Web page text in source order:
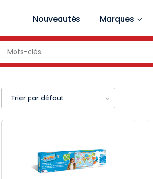
Nouveautés Marques
Trier par défaut